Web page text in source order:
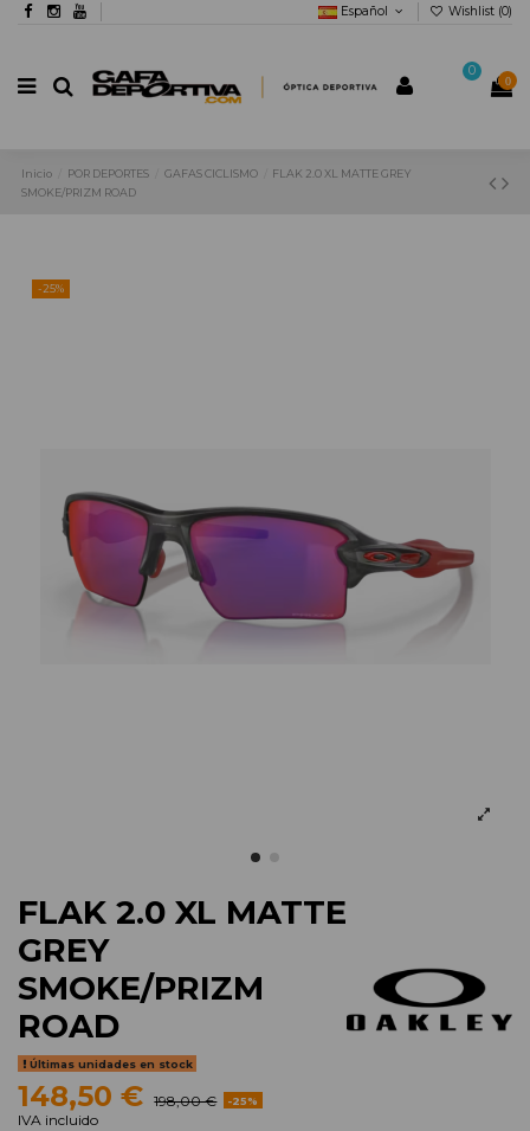
Español Wishlist (0)
0
0
Inicio POR DEPORTES GAFAS CICLISMO
FLAK 2.0 XL MATTE GREY
SMOKE/PRIZM ROAD
-25%
FLAK 2.0 XL MATTE
GREY
SMOKE/PRIZM
ROAD
Últimas unidades en stock
148,50 € 198,00 € -25%
IVA incluido